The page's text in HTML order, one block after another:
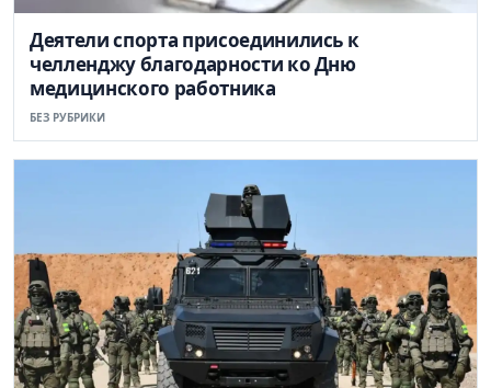
Деятели спорта присоединились к
челленджу благодарности ко Дню
медицинского работника
БЕЗ РУБРИКИ